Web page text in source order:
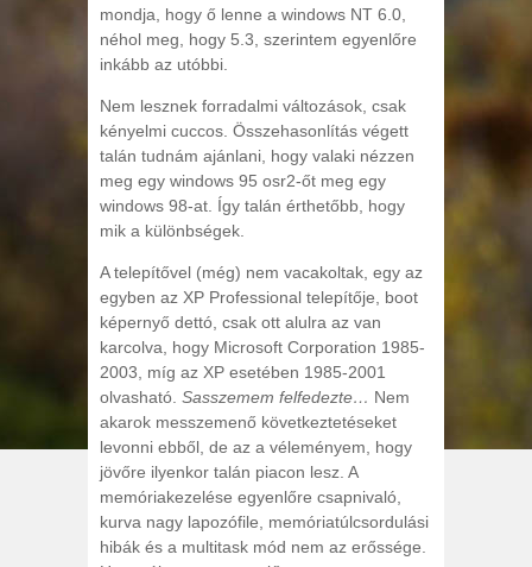
mondja, hogy ő lenne a windows NT 6.0,
néhol meg, hogy 5.3, szerintem egyenlőre
inkább az utóbbi.
Nem lesznek forradalmi változások, csak
kényelmi cuccos. Összehasonlítás végett
talán tudnám ajánlani, hogy valaki nézzen
meg egy windows 95 osr2-őt meg egy
windows 98-at. Így talán érthetőbb, hogy
mik a különbségek.
A telepítővel (még) nem vacakoltak, egy az
egyben az XP Professional telepítője, boot
képernyő dettó, csak ott alulra az van
karcolva, hogy Microsoft Corporation 1985-
2003, míg az XP esetében 1985-2001
olvasható. Sasszemem felfedezte… Nem
akarok messzemenő következtetéseket
levonni ebből, de az a véleményem, hogy
jövőre ilyenkor talán piacon lesz. A
memóriakezelése egyenlőre csapnivaló,
kurva nagy lapozófile, memóriatúlcsordulási
hibák és a multitask mód nem az erőssége.